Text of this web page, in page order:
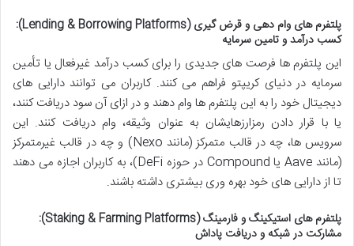
پلتفرم های وام دهی و قرض گیری (Lending & Borrowing Platforms):
کسب درآمد و تامین سرمایه
این پلتفرم ها فرصت های جدیدی را برای کسب درآمد غیرفعال یا تأمین
سرمایه در دنیای کریپتو فراهم می کنند. کاربران می توانند دارایی های
دیجیتال خود را به این پلتفرم ها وام دهند و در ازای آن سود دریافت کنند،
یا با قرار دادن رمزارزهایشان به عنوان وثیقه، وام دریافت کنند. این
سرویس ها، چه در قالب متمرکز (مانند Nexo) و چه در قالب غیرمتمرکز
(مانند Aave یا Compound در حوزه DeFi)، به کاربران اجازه می دهند
تا از دارایی های خود بهره وری بیشتری داشته باشند.
پلتفرم های استیکینگ و فارمینگ (Staking & Farming Platforms):
مشارکت در شبکه و دریافت پاداش